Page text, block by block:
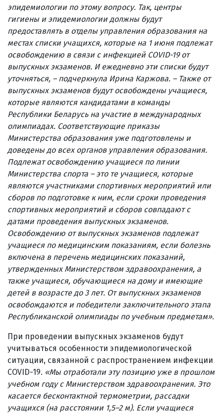
эпидемиологии по этому вопросу. Так, центры
гигиены и эпидемиологии должны будут
предоставлять в отделы управления образования на
местах списки учащихся, которые на 1 июня подлежат
освобождению в связи с инфекцией COVID-19 от
выпускных экзаменов. И ежедневно эти списки будут
уточняться, – подчеркнула Ирина Каржова. – Также от
выпускных экзаменов будут освобождены учащиеся,
которые являются кандидатами в команды
Республики Беларусь на участие в международных
олимпиадах. Соответствующие приказы
Министерства образования уже подготовлены и
доведены до всех органов управления образования.
Подлежат освобождению учащиеся по линии
Министерства спорта – это те учащиеся, которые
являются участниками спортивных мероприятий или
сборов по подготовке к ним, если сроки проведения
спортивных мероприятий и сборов совпадают с
датами проведения выпускных экзаменов.
Освобождению от выпускных экзаменов подлежат
учащиеся по медицинским показаниям, если болезнь
включена в перечень медицинских показаний,
утвержденных Министерством здравоохранения, а
также учащиеся, обучающиеся на дому и имеющие
детей в возрасте до 3 лет. От выпускных экзаменов
освобождаются и победители заключительного этапа
Республиканской олимпиады по учебным предметам».
При проведении выпускных экзаменов будут
учитываться особенности эпидемиологической
ситуации, связанной с распространением инфекции
COVID-19. «Мы отработали эту позицию уже в прошлом
учебном году с Министерством здравоохранения. Это
касается бесконтактной термометрии, рассадки
учащихся (на расстоянии 1,5–2 м). Если учащиеся